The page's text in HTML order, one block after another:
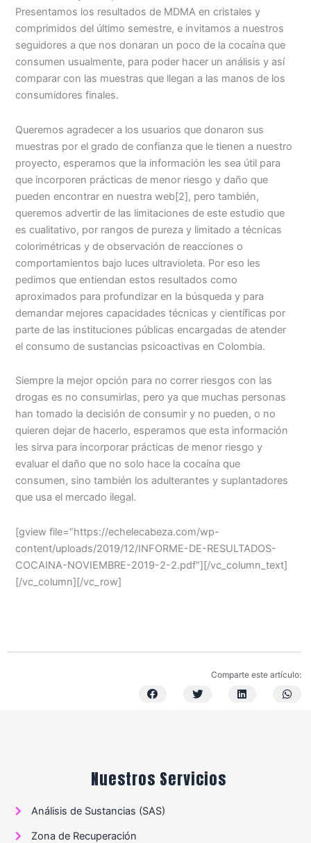
Presentamos los resultados de MDMA en cristales y
comprimidos del último semestre, e invitamos a nuestros
seguidores a que nos donaran un poco de la cocaína que
consumen usualmente, para poder hacer un análisis y así
comparar con las muestras que llegan a las manos de los
consumidores finales.
Queremos agradecer a los usuarios que donaron sus
muestras por el grado de confianza que le tienen a nuestro
proyecto, esperamos que la información les sea útil para
que incorporen prácticas de menor riesgo y daño que
pueden encontrar en nuestra web[2], pero también,
queremos advertir de las limitaciones de este estudio que
es cualitativo, por rangos de pureza y limitado a técnicas
colorimétricas y de observación de reacciones o
comportamientos bajo luces ultravioleta. Por eso les
pedimos que entiendan estos resultados como
aproximados para profundizar en la búsqueda y para
demandar mejores capacidades técnicas y científicas por
parte de las instituciones públicas encargadas de atender
el consumo de sustancias psicoactivas en Colombia.
Siempre la mejor opción para no correr riesgos con las
drogas es no consumirlas, pero ya que muchas personas
han tomado la decisión de consumir y no pueden, o no
quieren dejar de hacerlo, esperamos que esta información
les sirva para incorporar prácticas de menor riesgo y
evaluar el daño que no solo hace la cocaína que
consumen, sino también los adulterantes y suplantadores
que usa el mercado ilegal.
[gview file=”https://echelecabeza.com/wp-
content/uploads/2019/12/INFORME-DE-RESULTADOS-
COCAINA-NOVIEMBRE-2019-2-2.pdf”][/vc_column_text]
[/vc_column][/vc_row]
Comparte este artículo:
Nuestros Servicios
Análisis de Sustancias (SAS)
Zona de Recuperación